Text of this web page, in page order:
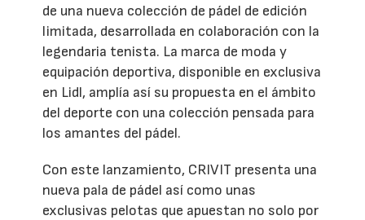
de una nueva colección de pádel de edición
limitada, desarrollada en colaboración con la
legendaria tenista. La marca de moda y
equipación deportiva, disponible en exclusiva
en Lidl, amplía así su propuesta en el ámbito
del deporte con una colección pensada para
los amantes del pádel.
Con este lanzamiento, CRIVIT presenta una
nueva pala de pádel así como unas
exclusivas pelotas que apuestan no solo por